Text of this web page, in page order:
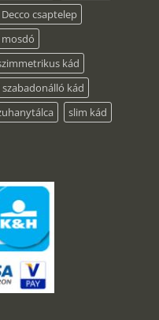
Decco csaptelep
kád
szabadonálló kád
slim kád